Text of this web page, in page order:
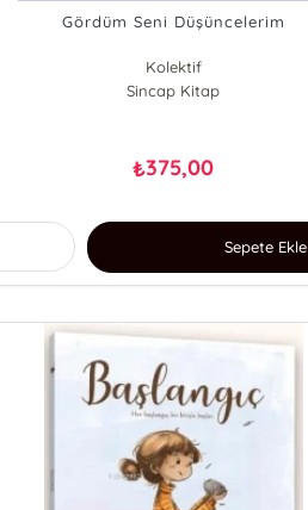
Gördüm Seni Düşüncelerim
Kolektif
Sincap Kitap
₺375,00
Sepete Ekle